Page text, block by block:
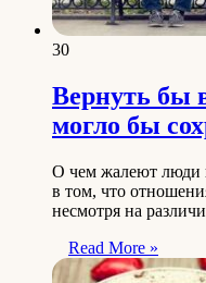
30
Вернуть бы
могло бы
О чем жалеют люди
в том, что
несмотря на
Read More »